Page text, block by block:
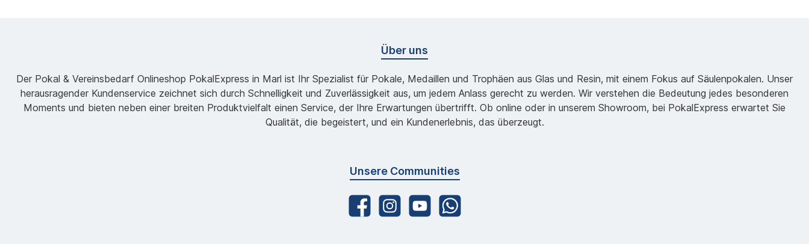
Über uns
Der Pokal & Vereinsbedarf Onlineshop PokalExpress in Marl ist Ihr Spezialist für Pokale, Medaillen und Trophäen aus Glas und Resin, mit einem Fokus auf Säulenpokalen. Unser
herausragender Kundenservice zeichnet sich durch Schnelligkeit und Zuverlässigkeit aus, um jedem Anlass gerecht zu werden. Wir verstehen die Bedeutung jedes besonderen
Moments und bieten neben einer breiten Produktvielfalt einen Service, der Ihre Erwartungen übertrifft. Ob online oder in unserem Showroom, bei PokalExpress erwartet Sie
Qualität, die begeistert, und ein Kundenerlebnis, das überzeugt.
Unsere Communities